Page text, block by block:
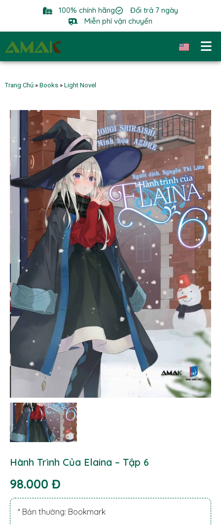
100% chính hãng
Đổi trả 7 ngày
Miễn phí vận chuyển
Trang Chủ » Books » Light Novel
Hành Trình Của Elaina – Tập 6
98.000 Đ
* Bản thường: Bookmark